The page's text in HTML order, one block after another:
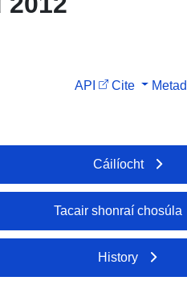
API Cite
Cáilíocht
Tacair shonraí chosúla
History